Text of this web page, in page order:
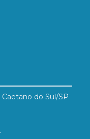
Caetano do Sul/SP